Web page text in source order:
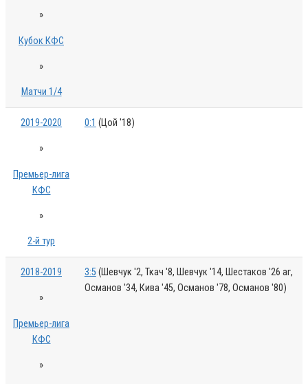
»
Кубок КФС
»
Матчи 1/4
2019-2020
»
Премьер-лига
КФС
»
2-й тур
0:1 (Цой '18)
2018-2019
»
Премьер-лига
КФС
»
3:5(Шевчук '2, Ткач '8, Шевчук '14, Шестаков '26 аг,
Османов '34, Кива '45, Османов '78, Османов '80)